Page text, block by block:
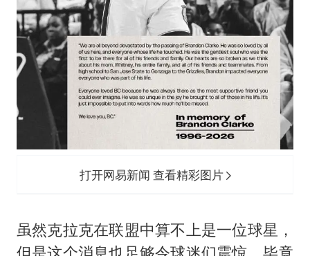
打开网易新闻 查看精彩图片
虽然克拉克在联盟中算不上是一位球星，
但是这个消息也足够令球迷们震惊，毕竟